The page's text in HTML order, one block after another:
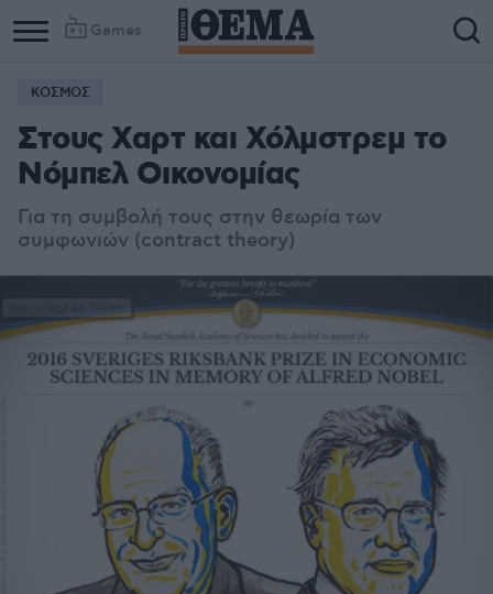
Games
ΚΟΣΜΟΣ
Στους Χαρτ και Χόλμστρεμ το
Νόμπελ Οικονομίας
Για τη συμβολή τους στην θεωρία των
συμφωνιών (contract theory)